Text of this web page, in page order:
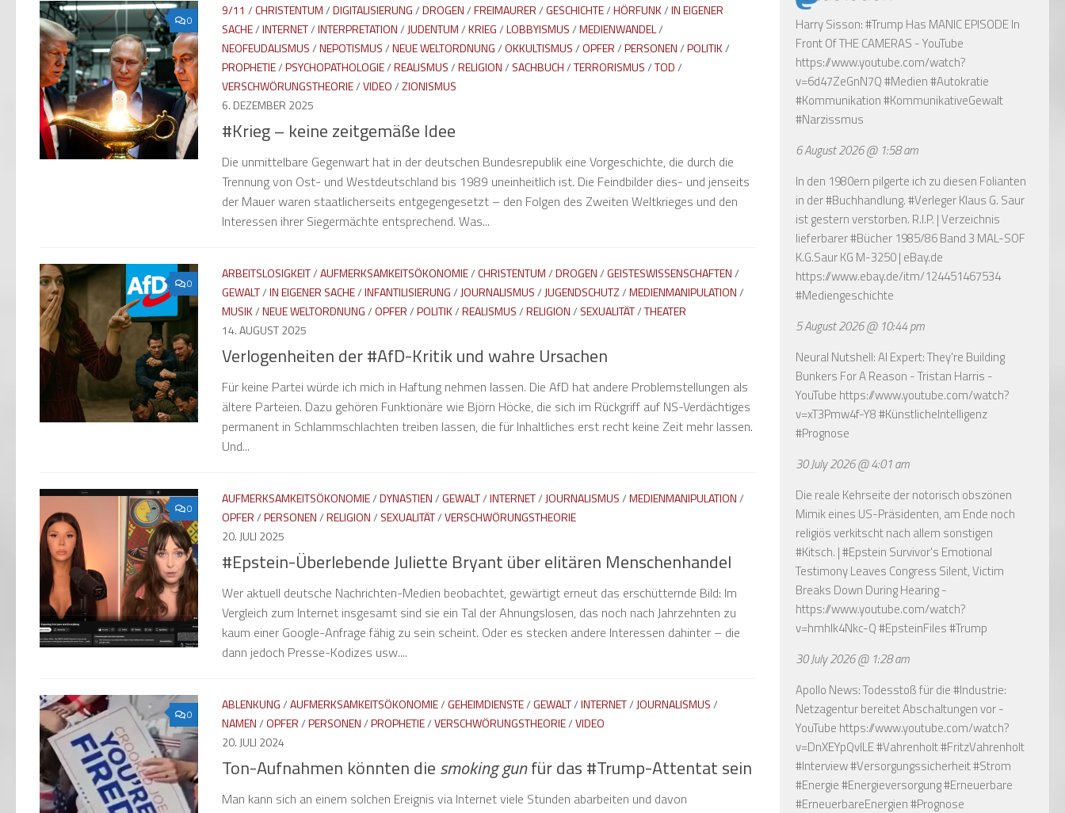
0
9/11 /CHRISTENTUM/DIGITALISIERUNG/DROGEN/FREIMAURER/GESCHICHTE/HÖRFUNK/IN EIGENER
SACHE/INTERNET/INTERPRETATION/ JUDENTUM/KRIEG/LOBBYISMUS/MEDIENWANDEL/
NEOFEUDALISMUS/NEPOTISMUS/NEUE WELTORDNUNG/OKKULTISMUS/OPFER/PERSONEN/POLITIK/
PROPHETIE/PSYCHOPATHOLOGIE/REALISMUS/RELIGION/ SACHBUCH/TERRORISMUS/TOD/
VERSCHWÖRUNGSTHEORIE/VIDEO/ZIONISMUS
6. DEZEMBER 2025
#Krieg – keine zeitgemäße Idee
Die unmittelbare Gegenwart hat in der deutschen Bundesrepublik eine Vorgeschichte, die durch die
Trennung von Ost- und Westdeutschland bis 1989 uneinheitlich ist. Die Feindbilder dies- und jenseits
der Mauer waren staatlicherseits entgegengesetzt – den Folgen des Zweiten Weltkrieges und den
Interessen ihrer Siegermächte entsprechend. Was...
0
ARBEITSLOSIGKEIT/AUFMERKSAMKEITSÖKONOMIE/CHRISTENTUM/DROGEN/GEISTESWISSENSCHAFTEN/
GEWALT/IN EIGENER SACHE/INFANTILISIERUNG/ JOURNALISMUS/ JUGENDSCHUTZ/MEDIENMANIPULATION/
MUSIK/NEUE WELTORDNUNG/OPFER/POLITIK/REALISMUS/RELIGION/ SEXUALITÄT/THEATER
14. AUGUST 2025
Verlogenheiten der #AfD-Kritik und wahre Ursachen
Für keine Partei würde ich mich in Haftung nehmen lassen. Die AfD hat andere Problemstellungen als
ältere Parteien. Dazu gehören Funktionäre wie Björn Höcke, die sich im Rückgriff auf NS-Verdächtiges
permanent in Schlammschlachten treiben lassen, die für Inhaltliches erst recht keine Zeit mehr lassen.
Und...
0
AUFMERKSAMKEITSÖKONOMIE/DYNASTIEN/GEWALT/INTERNET/ JOURNALISMUS/MEDIENMANIPULATION/
OPFER/PERSONEN/RELIGION/ SEXUALITÄT/VERSCHWÖRUNGSTHEORIE
20. JULI 2025
#Epstein-Überlebende Juliette Bryant über elitären Menschenhandel
Wer aktuell deutsche Nachrichten-Medien beobachtet, gewärtigt erneut das erschütternde Bild: Im
Vergleich zum Internet insgesamt sind sie ein Tal der Ahnungslosen, das noch nach Jahrzehnten zu
kaum einer Google-Anfrage fähig zu sein scheint. Oder es stecken andere Interessen dahinter – die
dann jedoch Presse-Kodizes usw....
0
ABLENKUNG/AUFMERKSAMKEITSÖKONOMIE/GEHEIMDIENSTE/GEWALT/INTERNET/ JOURNALISMUS/
NAMEN/OPFER/PERSONEN/PROPHETIE/VERSCHWÖRUNGSTHEORIE/VIDEO
20. JULI 2024
Ton-Aufnahmen könnten die smoking gunfür das #Trump-Attentat sein
Man kann sich an einem solchen Ereignis via Internet viele Stunden abarbeiten und davon
Harry Sisson: #Trump Has MANIC EPISODE In
Front Of THE CAMERAS - YouTube
https://www.youtube.com/watch?
v=6d47ZeGnN7Q#Medien #Autokratie
#Kommunikation #KommunikativeGewalt
#Narzissmus
6 August 2026 @ 1:58 am
In den 1980ern pilgerte ich zu diesen Folianten
in der #Buchhandlung. #Verleger Klaus G. Saur
ist gestern verstorben. R.I.P. | Verzeichnis
lieferbarer #Bücher 1985/86 Band 3 MAL-SOF
K.G.Saur KG M-3250 | eBay.de
https://www.ebay.de/itm/124451467534
#Mediengeschichte
5 August 2026 @ 10:44 pm
Neural Nutshell: AI Expert: They're Building
Bunkers For A Reason - Tristan Harris -
YouTube https://www.youtube.com/watch?
v=xT3Pmw4f-Y8#KünstlicheIntelligenz
#Prognose
30 July 2026 @ 4:01 am
Die reale Kehrseite der notorisch obszönen
Mimik eines US-Präsidenten, am Ende noch
religiös verkitscht nach allem sonstigen
#Kitsch. | #Epstein Survivor's Emotional
Testimony Leaves Congress Silent, Victim
Breaks Down During Hearing -
https://www.youtube.com/watch?
v=hmhlk4Nkc-Q#EpsteinFiles #Trump
30 July 2026 @ 1:28 am
Apollo News: Todesstoß für die #Industrie:
Netzagentur bereitet Abschaltungen vor -
YouTube https://www.youtube.com/watch?
v=DnXEYpQvILE#Vahrenholt #FritzVahrenholt
#Interview #Versorgungssicherheit #Strom
#Energie #Energieversorgung #Erneuerbare
#ErneuerbareEnergien #Prognose